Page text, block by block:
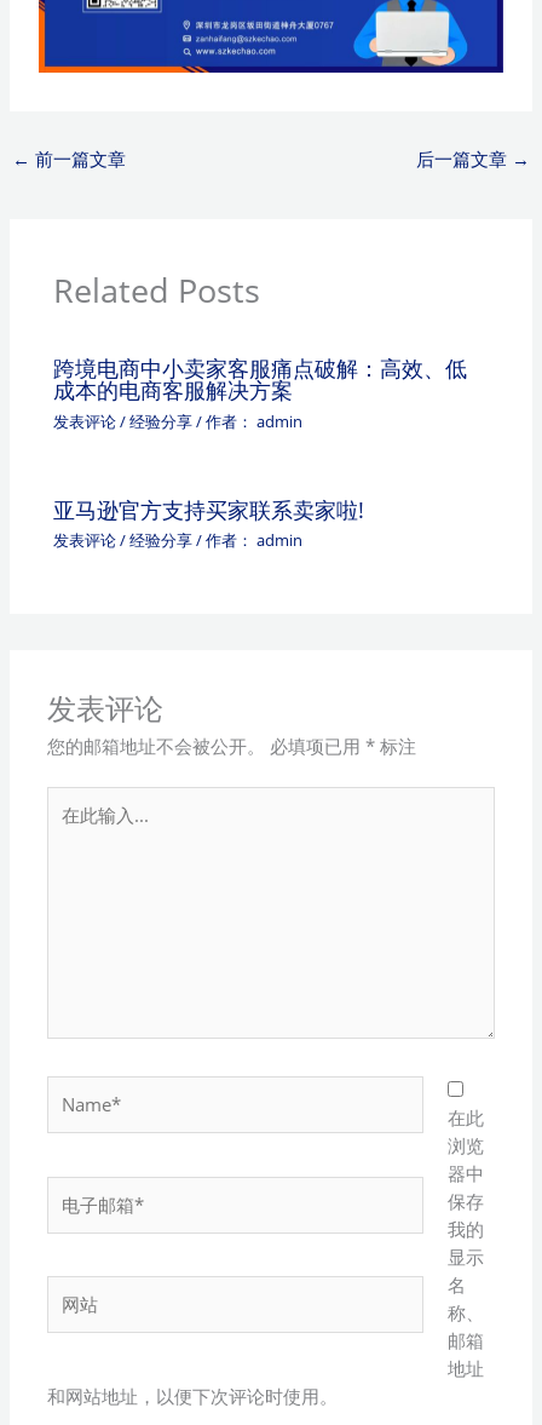
← 前一篇文章 后一篇文章 →
Related Posts
跨境电商中小卖家客服痛点破解：高效、低
成本的电商客服解决方案
发表评论/经验分享/ 作者： admin
亚马逊官方支持买家联系卖家啦!
发表评论/经验分享/ 作者： admin
发表评论
您的邮箱地址不会被公开。 必填项已用* 标注
此
子
箱
站
在此
浏览
器中
保存
我的
显示
名
称、
邮箱
地址
和网站地址，以便下次评论时使用。